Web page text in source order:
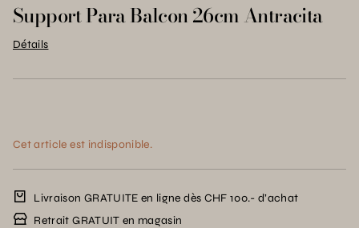
Support Para Balcon 26cm Antracita
Détails
Cet article est indisponible.
Livraison GRATUITE en ligne dès CHF 100.- d’achat
Retrait GRATUIT en magasin